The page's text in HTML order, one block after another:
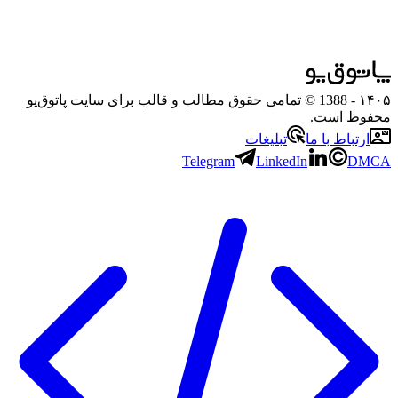
۱۴۰۵
- 1388 © تمامی حقوق مطالب و قالب برای سایت پاتوق‌یو
محفوظ است.
ارتباط با ما
تبلیغات
Telegram
LinkedIn DMCA